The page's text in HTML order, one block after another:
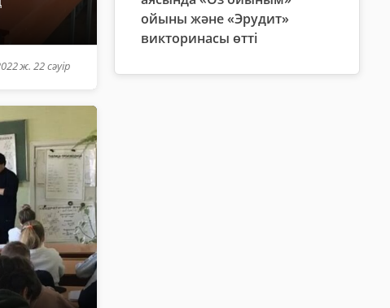
ж. 22 сәуір
ойыны және «Эрудит»
викторинасы өтті